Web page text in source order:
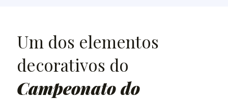
Um dos elementos
decorativos do
Campeonato do